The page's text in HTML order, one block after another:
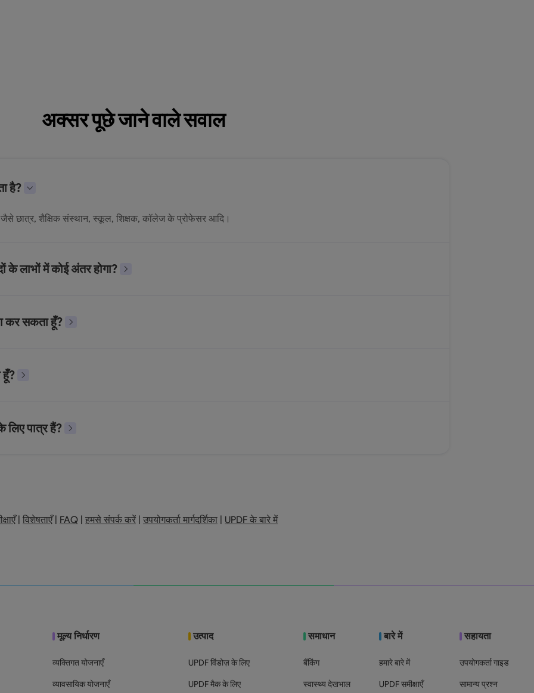
अक्सर पूछे जाने वाले सवाल
है?
छात्र, शैक्षिक संस्थान, स्कूल, शिक्षक, कॉलेज के प्रोफेसर आदि।
के लाभों में कोई अंतर होगा?
कर सकता हूँ?
हूँ?
लिए पात्र हैं?
| विशेषताएँ| FAQ हमसे संपर्क करें उपयोगकर्ता मार्गदर्शिका UPDF के बारे में
मूल्य निर्धारण
व्यक्तिगत योजनाएँ
व्यावसायिक योजनाएँ
उत्पाद
UPDF विंडोज़ के लिए
UPDF मैक के लिए
समाधान
बैंकिंग
स्वास्थ्य देखभाल
बारे में
हमारे बारे में
UPDF समीक्षाएँ
सहायता
उपयोगकर्ता गाइड
सामान्य प्रश्न